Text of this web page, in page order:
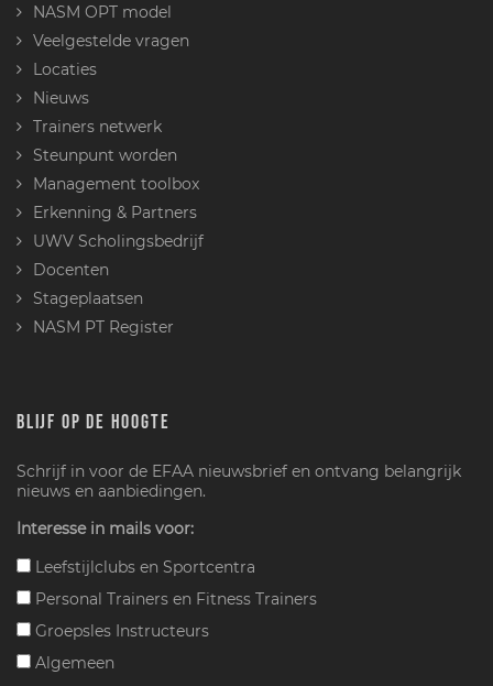
NASM OPT model
Veelgestelde vragen
Locaties
Nieuws
Trainers netwerk
Steunpunt worden
Management toolbox
Erkenning & Partners
UWV Scholingsbedrijf
Docenten
Stageplaatsen
NASM PT Register
BLIJF OP DE HOOGTE
Schrijf in voor de EFAA nieuwsbrief en ontvang belangrijk
nieuws en aanbiedingen.
Interesse in mails voor:
Leefstijlclubs en Sportcentra
Personal Trainers en Fitness Trainers
Groepsles Instructeurs
Algemeen